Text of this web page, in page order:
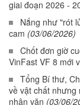
giai đoạn 2026 -
Nắng như "rót
cam (03/06/2026)
Chốt đơn giờ
VinFast VF 8 mới
Tổng Bí thư,
về vật chất nhưng
nhân văn (03/06/